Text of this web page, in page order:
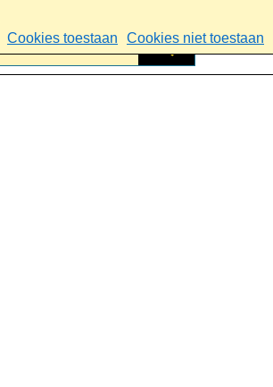
Cookies toestaan
Cookies niet toestaan